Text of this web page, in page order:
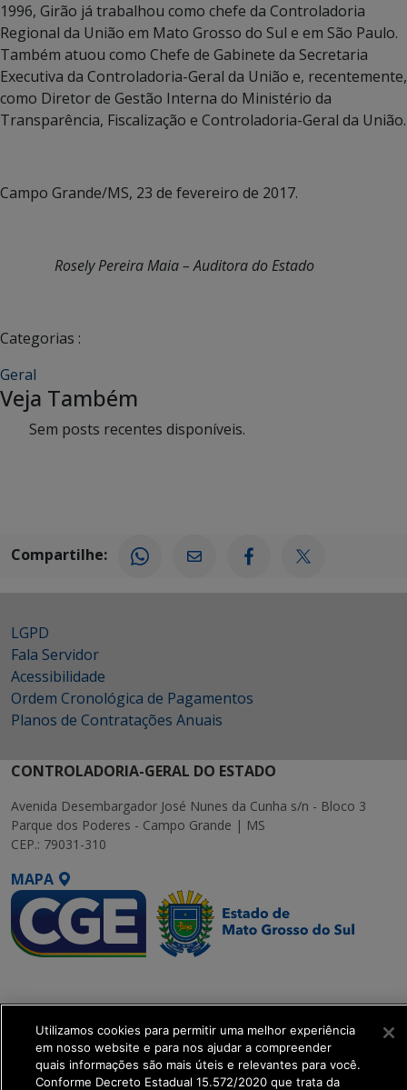
1996, Girão já trabalhou como chefe da Controladoria
Regional da União em Mato Grosso do Sul e em São Paulo.
Também atuou como Chefe de Gabinete da Secretaria
Executiva da Controladoria-Geral da União e, recentemente,
como Diretor de Gestão Interna do Ministério da
Transparência, Fiscalização e Controladoria-Geral da União.
Campo Grande/MS, 23 de fevereiro de 2017.
Rosely Pereira Maia – Auditora do Estado
Categorias :
Geral
Veja Também
Sem posts recentes disponíveis.
Compartilhe:
LGPD
Fala Servidor
Acessibilidade
Ordem Cronológica de Pagamentos
Planos de Contratações Anuais
CONTROLADORIA-GERAL DO ESTADO
Avenida Desembargador José Nunes da Cunha s/n - Bloco 3
Parque dos Poderes - Campo Grande | MS
CEP.: 79031-310
MAPA
Executiva de
Transformação Digital
get_footer();
Utilizamos cookies para permitir uma melhor experiência
em nosso website e para nos ajudar a compreender
quais informações são mais úteis e relevantes para você.
Conforme Decreto Estadual 15.572/2020 que trata da